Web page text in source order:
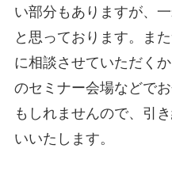
い部分もありますが、
と思っております。ま
に相談させていただく
のセミナー会場などで
もしれませんので、引
いいたします。